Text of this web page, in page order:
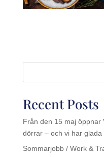
Recent Posts
Från den 15 maj öppnar
dörrar – och vi har glada
Sommarjobb / Work &